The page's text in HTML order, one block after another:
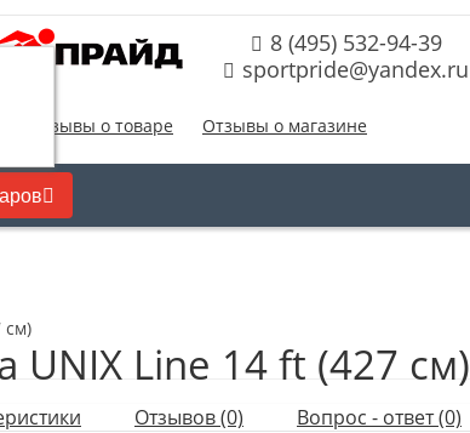
8 (495) 532-94-39
sportpride@yandex.ru
Отзывы о товаре Отзывы о магазине
см)
UNIX Line 14 ft (427 см)
Отзывов (0) Вопрос - ответ (0)